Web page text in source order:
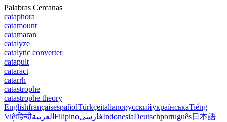
Palabras Cercanas
cataphora
catamount
catamaran
catalyze
catalytic converter
catapult
cataract
catarrh
catastrophe
catastrophe theory
EnglishfrançaisespañolTürkçeitalianoрусскийукраїнськаTiếng
Việtहिन्दीالعربية FilipinoفارسیIndonesiaDeutschportuguês日本語